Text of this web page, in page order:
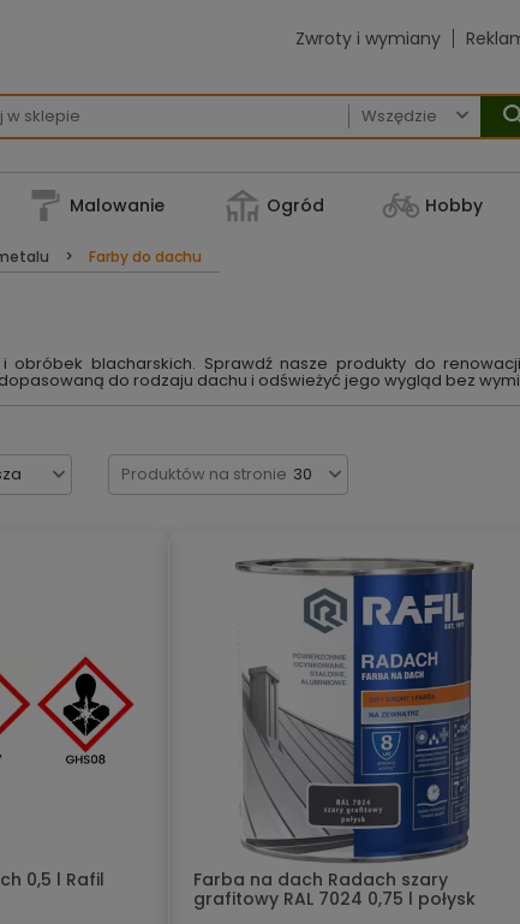
Zwroty i wymiany

Malowanie Ogród Hobby
Farby do dachu
blacharskich. Sprawdź nasze produkty do
do rodzaju dachu i odświeżyć jego wygląd bez
Produktów na stronie 30
0,5 l Rafil
Farba na dach Radach szary
grafitowy RAL 7024 0,75 l połysk